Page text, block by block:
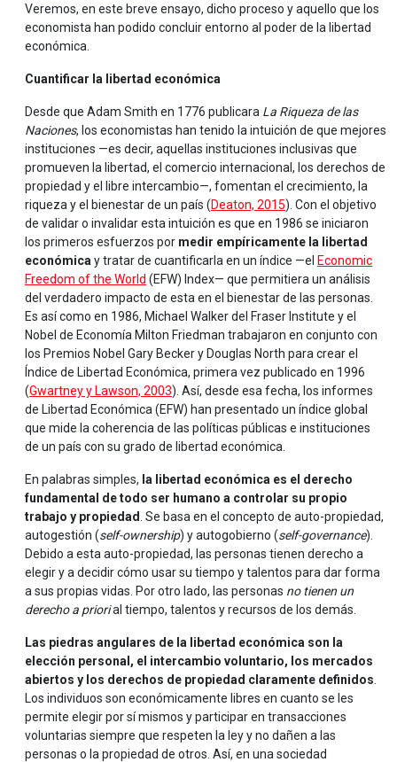
Veremos, en este breve ensayo, dicho proceso y aquello que los
economista han podido concluir entorno al poder de la libertad
económica.
Cuantificar la libertad económica
Desde que Adam Smith en 1776 publicara La Riqueza de las
Naciones, los economistas han tenido la intuición de que mejores
instituciones —es decir, aquellas instituciones inclusivas que
promueven la libertad, el comercio internacional, los derechos de
propiedad y el libre intercambio—, fomentan el crecimiento, la
riqueza y el bienestar de un país (Deaton, 2015). Con el objetivo
de validar o invalidar esta intuición es que en 1986 se iniciaron
los primeros esfuerzos por medir empíricamente la libertad
económica y tratar de cuantificarla en un índice —el Economic
Freedom of the World (EFW) Index— que permitiera un análisis
del verdadero impacto de esta en el bienestar de las personas.
Es así como en 1986, Michael Walker del Fraser Institute y el
Nobel de Economía Milton Friedman trabajaron en conjunto con
los Premios Nobel Gary Becker y Douglas North para crear el
Índice de Libertad Económica, primera vez publicado en 1996
(Gwartney y Lawson, 2003). Así, desde esa fecha, los informes
de Libertad Económica (EFW) han presentado un índice global
que mide la coherencia de las políticas públicas e instituciones
de un país con su grado de libertad económica.
En palabras simples, la libertad económica es el derecho
fundamental de todo ser humano a controlar su propio
trabajo y propiedad . Se basa en el concepto de auto-propiedad,
autogestión (self-ownership) y autogobierno (self-governance).
Debido a esta auto-propiedad, las personas tienen derecho a
elegir y a decidir cómo usar su tiempo y talentos para dar forma
a sus propias vidas. Por otro lado, las personas no tienen un
derecho a priorial tiempo, talentos y recursos de los demás.
Las piedras angulares de la libertad económica son la
elección personal, el intercambio voluntario, los mercados
abiertos y los derechos de propiedad claramente definidos
Los individuos son económicamente libres en cuanto se les
permite elegir por sí mismos y participar en transacciones
voluntarias siempre que respeten la ley y no dañen a las
personas o la propiedad de otros. Así, en una sociedad